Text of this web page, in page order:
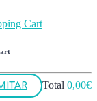
Cart
Total 0,00€